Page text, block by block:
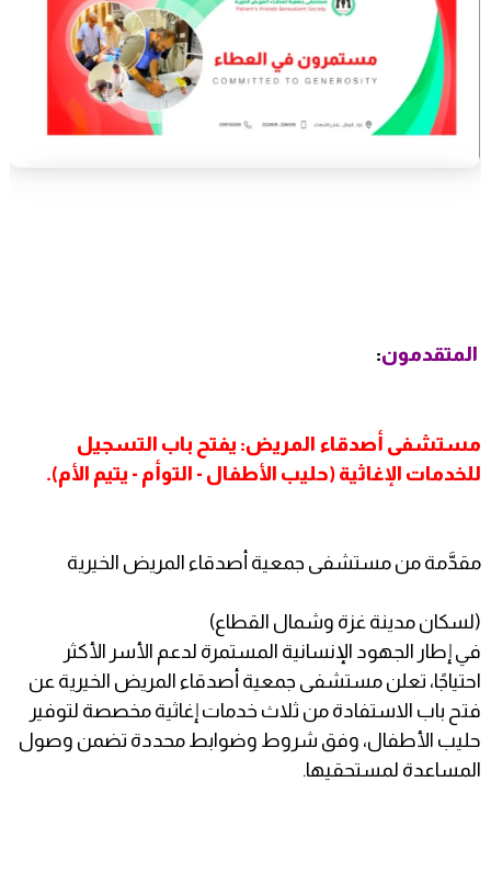
المتقدمون:
مستشفى أصدقاء المريض: يفتح باب التسجيل
للخدمات الإغاثية (حليب الأطفال - التوأم - يتيم الأم).
مقدَّمة من مستشفى جمعية أصدقاء المريض الخيرية
(لسكان مدينة غزة وشمال القطاع)
في إطار الجهود الإنسانية المستمرة لدعم الأسر الأكثر
احتياجًا، تعلن مستشفى جمعية أصدقاء المريض الخيرية عن
فتح باب الاستفادة من ثلاث خدمات إغاثية مخصصة لتوفير
حليب الأطفال، وفق شروط وضوابط محددة تضمن وصول
المساعدة لمستحقيها.